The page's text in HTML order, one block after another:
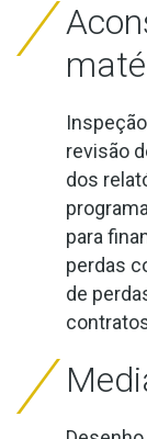
revisão
dos
para
perdas
de